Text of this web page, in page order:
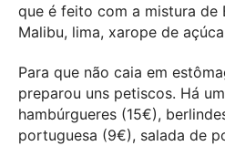
que é feito com a mistura de
Malibu, lima, xarope de
Para que não caia em
preparou uns petiscos. Há
hambúrgueres (15€),
portuguesa (9€), salada de